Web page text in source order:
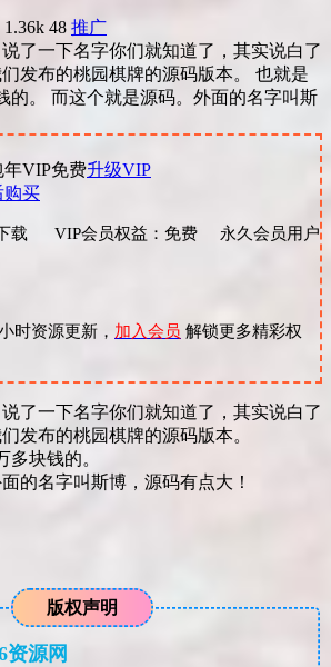
1.36k 48 推广
了一下名字你们就知道了，其实说白了
发布的桃园棋牌的源码版本。 也就是
的。 而这个就是源码。外面的名字叫斯
年VIP免费升级VIP
购买
下载 VIP会员权益：免费 永久会员用户
时资源更新， 加入会员 解锁更多精彩权
了一下名字你们就知道了，其实说白了
发布的桃园棋牌的源码版本。
多块钱的。
的名字叫斯博，源码有点大！
版权声明
资源网